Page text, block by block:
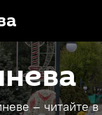
– читайте